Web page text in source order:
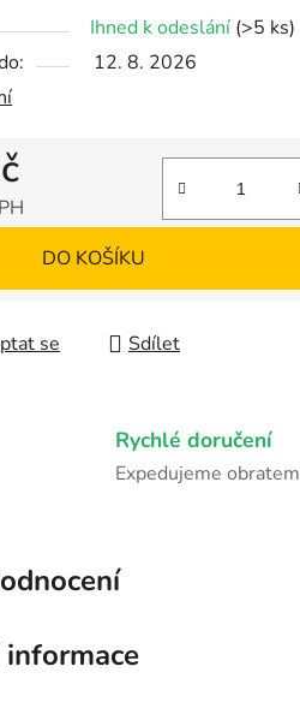
Ihned k odeslání (>5 ks)
12. 8. 2026
DO KOŠÍKU
se Sdílet
Rychlé doručení
Expedujeme obratem